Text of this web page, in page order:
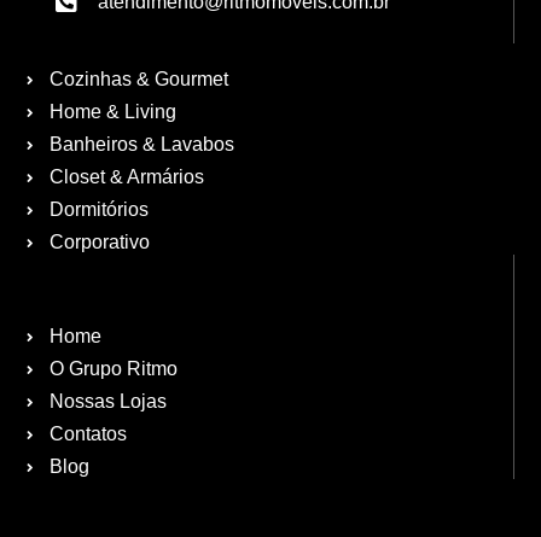
Cozinhas & Gourmet
Home & Living
Banheiros & Lavabos
Closet & Armários
Dormitórios
Corporativo
Home
O Grupo Ritmo
Nossas Lojas
Contatos
Blog